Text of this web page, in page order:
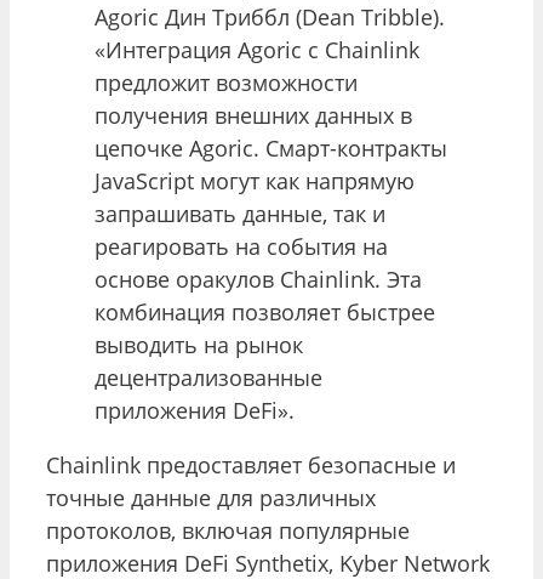
Agoric Дин Триббл (Dean Tribble).
«Интеграция Agoric с Chainlink
предложит возможности
получения внешних данных в
цепочке Agoric. Смарт-контракты
JavaScript могут как напрямую
запрашивать данные, так и
реагировать на события на
основе оракулов Chainlink. Эта
комбинация позволяет быстрее
выводить на рынок
децентрализованные
приложения DeFi».
Chainlink предоставляет безопасные и
точные данные для различных
протоколов, включая популярные
приложения DeFi Synthetix, Kyber Network